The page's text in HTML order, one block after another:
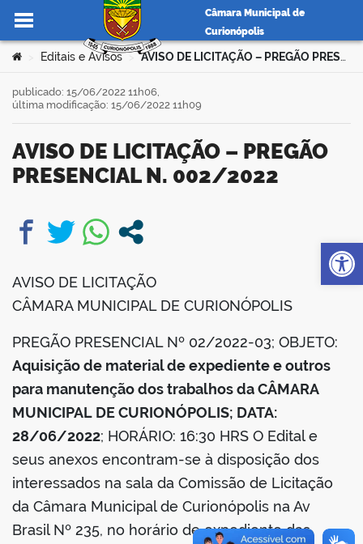
Ir para o conteúdo
Câmara Municipal de
Curionópolis
portal
Você está aqui:
Editais e Avisos > AVISO DE LICITAÇÃO – PREGÃO PRESENCIAL N. 002/2022
AVISO DE LICITAÇÃO – PREGÃO
PRESENCIAL N. 002/2022
publicado: 15/06/2022 11h06,
última modificação: 15/06/2022 11h09
AVISO DE LICITAÇÃO
CÂMARA MUNICIPAL DE CURIONÓPOLIS
PREGÃO PRESENCIAL Nº 02/2022-03; OBJETO:
Aquisição de material de expediente e outros
para manutenção dos trabalhos da CÂMARA
MUNICIPAL DE CURIONÓPOLIS; DATA:
28/06/2022; HORÁRIO: 16:30 HRS O Edital e
seus anexos encontram-se à disposição dos
interessados na sala da Comissão de Licitação
da Câmara Municipal de Curionópolis na Av
Brasil Nº 235, no horário de expediente das